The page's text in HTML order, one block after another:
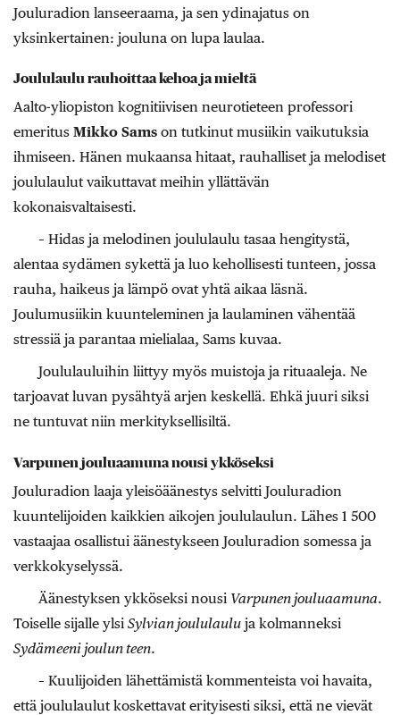
Jouluradion lanseeraama, ja sen ydinajatus on
yksinkertainen: jouluna on lupa laulaa.
Joululaulu rauhoittaa kehoa ja mieltä
Aalto-yliopiston kognitiivisen neurotieteen professori
emeritus Mikko Sams on tutkinut musiikin vaikutuksia
ihmiseen. Hänen mukaansa hitaat, rauhalliset ja melodiset
joululaulut vaikuttavat meihin yllättävän
kokonaisvaltaisesti.
– Hidas ja melodinen joululaulu tasaa hengitystä,
alentaa sydämen sykettä ja luo kehollisesti tunteen, jossa
rauha, haikeus ja lämpö ovat yhtä aikaa läsnä.
Joulumusiikin kuunteleminen ja laulaminen vähentää
stressiä ja parantaa mielialaa, Sams kuvaa.
Joululauluihin liittyy myös muistoja ja rituaaleja. Ne
tarjoavat luvan pysähtyä arjen keskellä. Ehkä juuri siksi
ne tuntuvat niin merkityksellisiltä.
Varpunen jouluaamuna nousi ykköseksi
Jouluradion laaja yleisöäänestys selvitti Jouluradion
kuuntelijoiden kaikkien aikojen joululaulun. Lähes 1 500
vastaajaa osallistui äänestykseen Jouluradion somessa ja
verkkokyselyssä.
Äänestyksen ykköseksi nousi Varpunen jouluaamuna.
Toiselle sijalle ylsi Sylvian joululaulu ja kolmanneksi
Sydämeeni joulun teen.
– Kuulijoiden lähettämistä kommenteista voi havaita,
että joululaulut koskettavat erityisesti siksi, että ne vievät